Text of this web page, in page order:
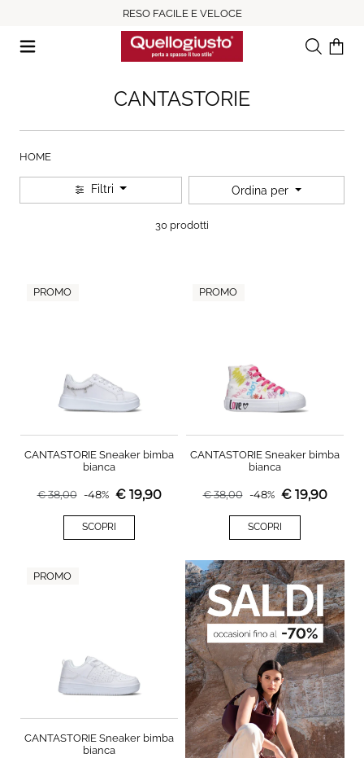
RESO FACILE E VELOCE
RicercaIl tuo
CANTASTORIE
HOME
Filtri Ordina per
30 prodotti
PROMO
CANTASTORIE Sneaker bimba
bianca
€38,00 -48% € 19,90
SCOPRI
PROMO
CANTASTORIE Sneaker bimba
bianca
€38,00 -48% € 19,90
SCOPRI
PROMO
CANTASTORIE Sneaker bimba
bianca